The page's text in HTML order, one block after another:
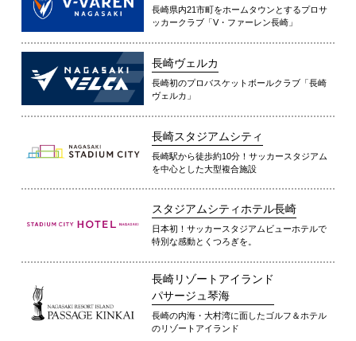
長崎県内21市町をホームタウンとするプロサ
ッカークラブ「V・ファーレン長崎」
長崎ヴェルカ
長崎初のプロバスケットボールクラブ「長崎
ヴェルカ」
長崎スタジアムシティ
長崎駅から徒歩約10分！サッカースタジアム
を中心とした大型複合施設
スタジアムシティホテル長崎
日本初！サッカースタジアムビューホテルで
特別な感動とくつろぎを。
長崎リゾートアイランド
パサージュ琴海
長崎の内海・大村湾に面したゴルフ＆ホテル
のリゾートアイランド